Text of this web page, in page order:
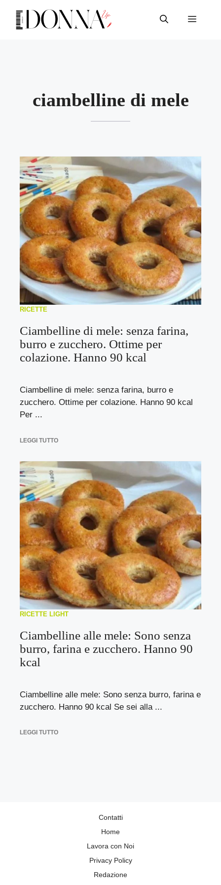
contenuto
Menu
ciambelline di mele
RICETTE
Ciambelline di mele: senza farina,
burro e zucchero. Ottime per
colazione. Hanno 90 kcal
Ciambelline di mele: senza farina, burro e
zucchero. Ottime per colazione. Hanno 90 kcal
Per ...
LEGGI TUTTO
RICETTE LIGHT
Ciambelline alle mele: Sono senza
burro, farina e zucchero. Hanno 90
kcal
Ciambelline alle mele: Sono senza burro, farina e
zucchero. Hanno 90 kcal Se sei alla ...
LEGGI TUTTO
Contatti
Home
Lavora con Noi
Privacy Policy
Redazione